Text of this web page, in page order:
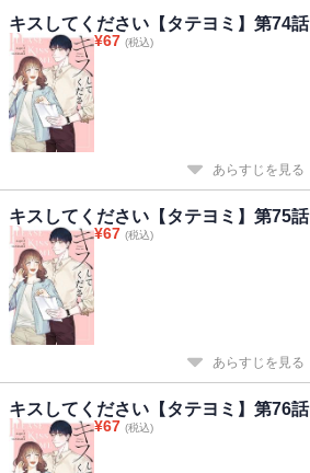
キスしてください【タテヨミ】第74話
¥67 (税込)
あらすじを見る
キスしてください【タテヨミ】第75話
¥67 (税込)
あらすじを見る
キスしてください【タテヨミ】第76話
¥67 (税込)